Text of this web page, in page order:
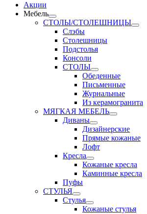
Акции
Мебель
СТОЛЫ/СТОЛЕШНИЦЫ
Слэбы
Столешницы
Подстолья
Консоли
СТОЛЫ
Обеденные
Письменные
Журнальные
Из керамогранита
МЯГКАЯ МЕБЕЛЬ
Диваны
Дизайнерские
Прямые кожаные
Лофт
Кресла
Кожаные кресла
Каминные кресла
Пуфы
СТУЛЬЯ
Стулья
Кожаные стулья